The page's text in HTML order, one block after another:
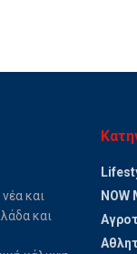
και
και
NOW